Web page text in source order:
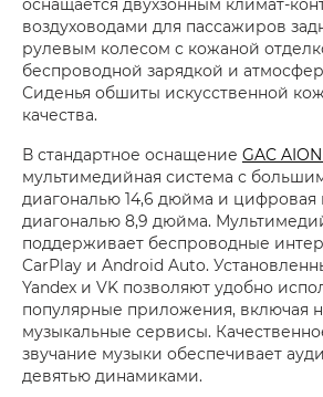
воздуховодами для пассажиров
рулевым колесом с кожаной
беспроводной зарядкой и
Сиденья обшиты искусственной
качества.
В стандартное оснащение GAC
мультимедийная система с
диагональю 14,6 дюйма и цифровая
диагональю 8,9 дюйма.
поддерживает беспроводные
CarPlay и Android Auto.
Yandex и VK позволяют удобно
популярные приложения, включая
музыкальные сервисы.
звучание музыки обеспечивает
девятью динамиками.